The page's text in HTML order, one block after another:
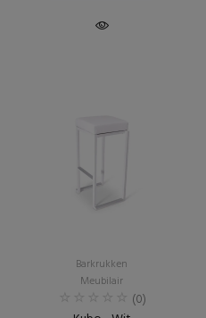
Barkrukken
Meubilair
(0)